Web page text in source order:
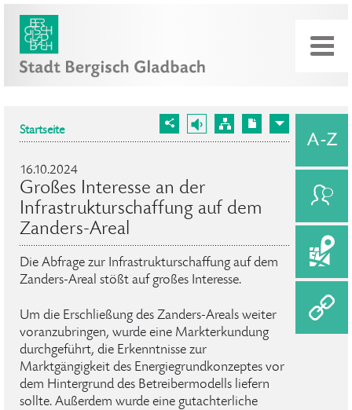
Startseite
16.10.2024
Großes Interesse an der
Infrastrukturschaffung auf dem
Zanders-Areal
Die Abfrage zur Infrastrukturschaffung auf dem
Zanders-Areal stößt auf großes Interesse.
Um die Erschließung des Zanders-Areals weiter
voranzubringen, wurde eine Markterkundung
durchgeführt, die Erkenntnisse zur
Marktgängigkeit des Energiegrundkonzeptes vor
dem Hintergrund des Betreibermodells liefern
sollte. Außerdem wurde eine gutachterliche